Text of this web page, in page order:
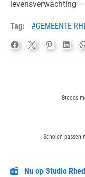
levensverwachting
Tag: GEMEENTE
Steeds
Next
Scholen passen
Nu op Studio